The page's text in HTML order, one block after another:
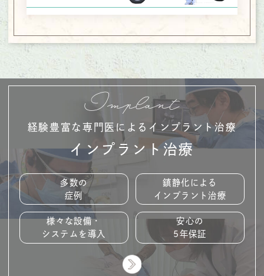
Implant
経験豊富な専門医によるインプラント治療
インプラント治療
多数の
症例
鎮静化による
インプラント治療
様々な設備・
システムを 導入
安心の
5年保証